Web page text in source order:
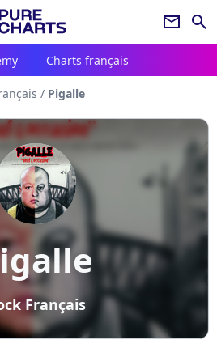
newsletter search
Charts français
/ Pigalle
Français